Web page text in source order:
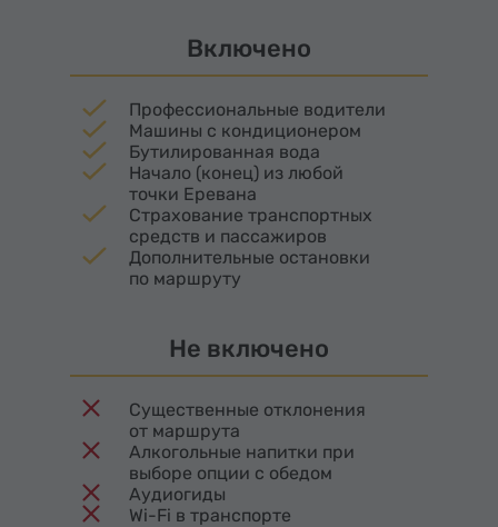
разной сложности. Свою историю дорога ведет
с 1967 года, когда первые подъемники начали
возносить туристов и спортсменов к снежным
вершинам.
Включено
Профессиональные водители
Машины с кондиционером
Бутилированная вода
Начало (конец) из любой
точки Еревана
Страхование транспортных
средств и пассажиров
Дополнительные остановки
по маршруту
Не включено
Существенные отклонения
от маршрута
Алкогольные напитки при
выборе опции с обедом
Аудиогиды
Wi-Fi в транспорте